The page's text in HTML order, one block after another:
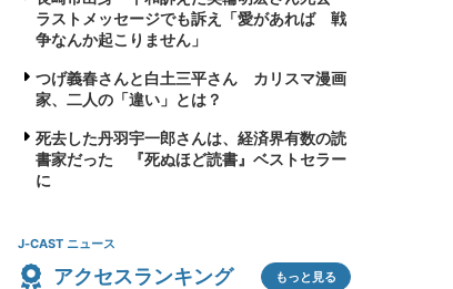
ラストメッセージでも訴え「愛があれば 戦
争なんか起こりません」
つげ義春さんと白土三平さん カリスマ漫画
家、二人の「違い」とは？
死去した丹羽宇一郎さんは、経済界有数の読
書家だった 『死ぬほど読書』ベストセラー
に
J-CAST ニュース
アクセスランキング もっと見る